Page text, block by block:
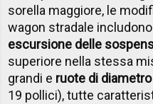
sorella maggiore, le
wagon stradale
escursione delle
superiore nella stessa
grandi e ruote di
19 pollici), tutte